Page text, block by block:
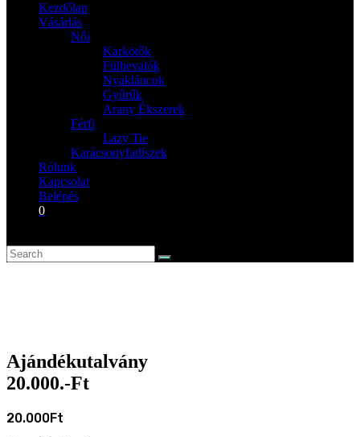
Kezdőlap
Vásárlás
Női
Karkötők
Fülbevalók
Nyakláncok
Gyűrűk
Arany Ékszerek
Férfi
Lazy Tie
Karácsonyfadíszek
Rólunk
Kapcsolat
Belépés
0
Ajándékutalvány
20.000.-Ft
20.000Ft